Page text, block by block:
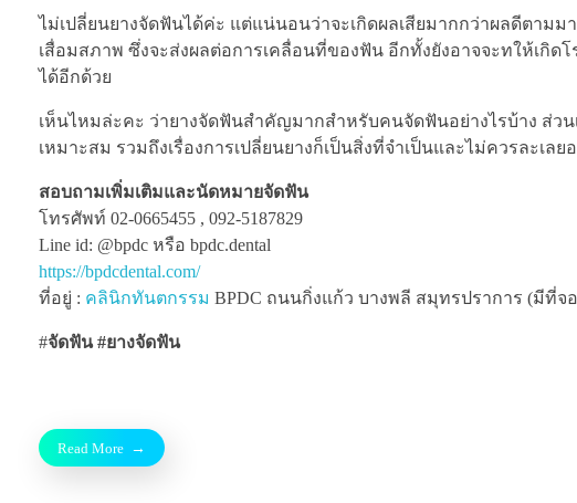
ไม่เปลี่ยนยางจัดฟันได้ค่ะ แต่แน่นอนว่าจะเกิดผลเสียมากกว่าผลดีตาม
เสื่อมสภาพ ซึ่งจะส่งผลต่อการเคลื่อนที่ของฟัน อีกทั้งยังอาจจะทให้เกิ
ได้อีกด้วย
เห็นไหมล่ะคะ ว่ายางจัดฟันสำคัญมากสำหรับคนจัดฟันอย่างไรบ้าง ส่
เหมาะสม รวมถึงเรื่องการเปลี่ยนยางก็เป็นสิ่งที่จำเป็นและไม่ควรละเลย
สอบถามเพิ่มเติมและนัดหมายจัดฟัน
โทรศัพท์ 02-0665455 , 092-5187829
Line id: @bpdc หรือ bpdc.dental
https://bpdcdental.com/
ที่อยู่ : คลินิกทันตกรรม BPDC ถนนกิ่งแก้ว บางพลี สมุทรปราการ (มีที่จ
#จัดฟัน #ยางจัดฟัน
Read More